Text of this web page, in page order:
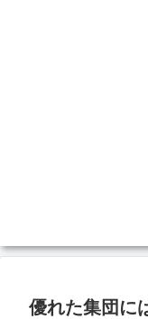
優れた集団に